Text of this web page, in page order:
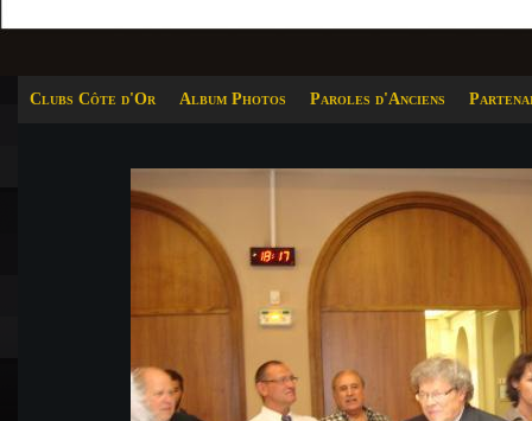
Clubs Côte d'Or Album Photos Paroles d'Anciens